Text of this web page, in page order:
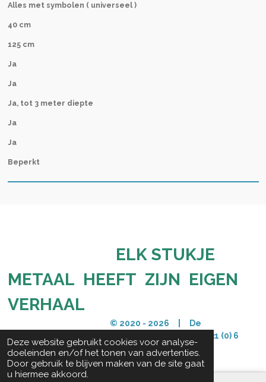
Deze website gebruikt cookies voor analyse-
doeleinden en/of het tonen van advertenties.
Door gebruik te blijven maken van de site gaat
u hiermee akkoord.
Alles met symbolen ( universeel )
40 cm
125 cm
Ja
Ja
Ja, tot 3 meter diepte
Ja
Ja
Beperkt
ELK STUKJE
METAAL HEEFT ZIJN EIGEN
VERHAAL
© 2020 - 2026 | De
Detectorshop | info@dedetectorshop.nl | +31 (0) 6
29271192